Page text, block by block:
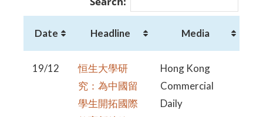
Date Headline Media
19/12
恒生大學研
究：為中國留
學生開拓國際
Hong Kong
Commercial
Daily